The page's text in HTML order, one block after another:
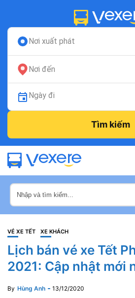
Nơi xuất phát
Nơi đến
Ngày đi
Tìm kiếm
VÉ XE TẾT XE KHÁCH
Lịch bán vé xe Tết
2021: Cập nhật mới
By Hùng Anh 13/12/2020